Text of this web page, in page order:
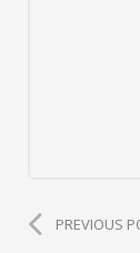
PREVIOUS